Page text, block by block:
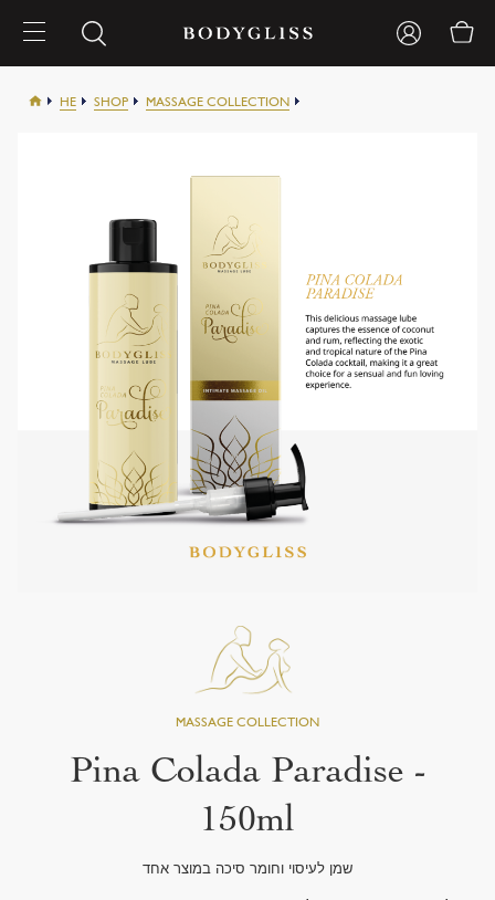
HE SHOP MASSAGE COLLECTION
Pina Colada Paradise -
150ml
שמן לעיסוי וחומר סיכה במוצר אחד